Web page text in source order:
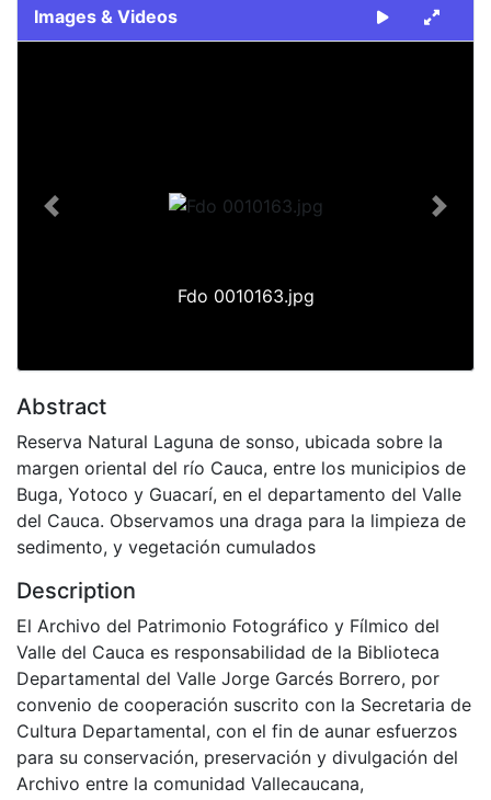
Images & Videos
Fdo 0010163.jpg
Previous Next
Abstract
Reserva Natural Laguna de sonso, ubicada sobre la
margen oriental del río Cauca, entre los municipios de
Buga, Yotoco y Guacarí, en el departamento del Valle
del Cauca. Observamos una draga para la limpieza de
sedimento, y vegetación cumulados
Description
El Archivo del Patrimonio Fotográfico y Fílmico del
Valle del Cauca es responsabilidad de la Biblioteca
Departamental del Valle Jorge Garcés Borrero, por
convenio de cooperación suscrito con la Secretaria de
Cultura Departamental, con el fin de aunar esfuerzos
para su conservación, preservación y divulgación del
Archivo entre la comunidad Vallecaucana,